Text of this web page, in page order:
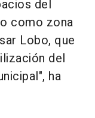
del
como zona
Lobo, que
del
ha